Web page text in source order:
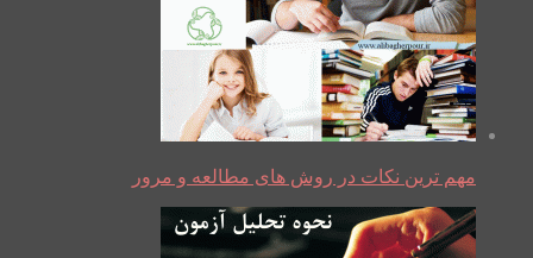
مهم ترین نکات در روش های مطالعه و مرور